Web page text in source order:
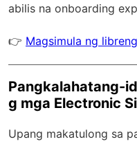
abilis na onboarding
👉 Magsimula ng
Pangkalahatang-
g mga Electronic
Upang makatulong sa